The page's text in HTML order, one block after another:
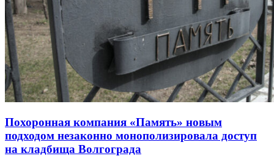
Похоронная компания «Память» новым
подходом незаконно монополизировала доступ
на кладбища Волгограда